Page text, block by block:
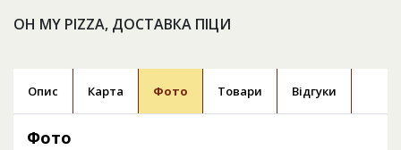
OH MY PIZZA, ДОСТАВКА ПІЦИ
Опис Карта Фото Товари Відгуки
Фото